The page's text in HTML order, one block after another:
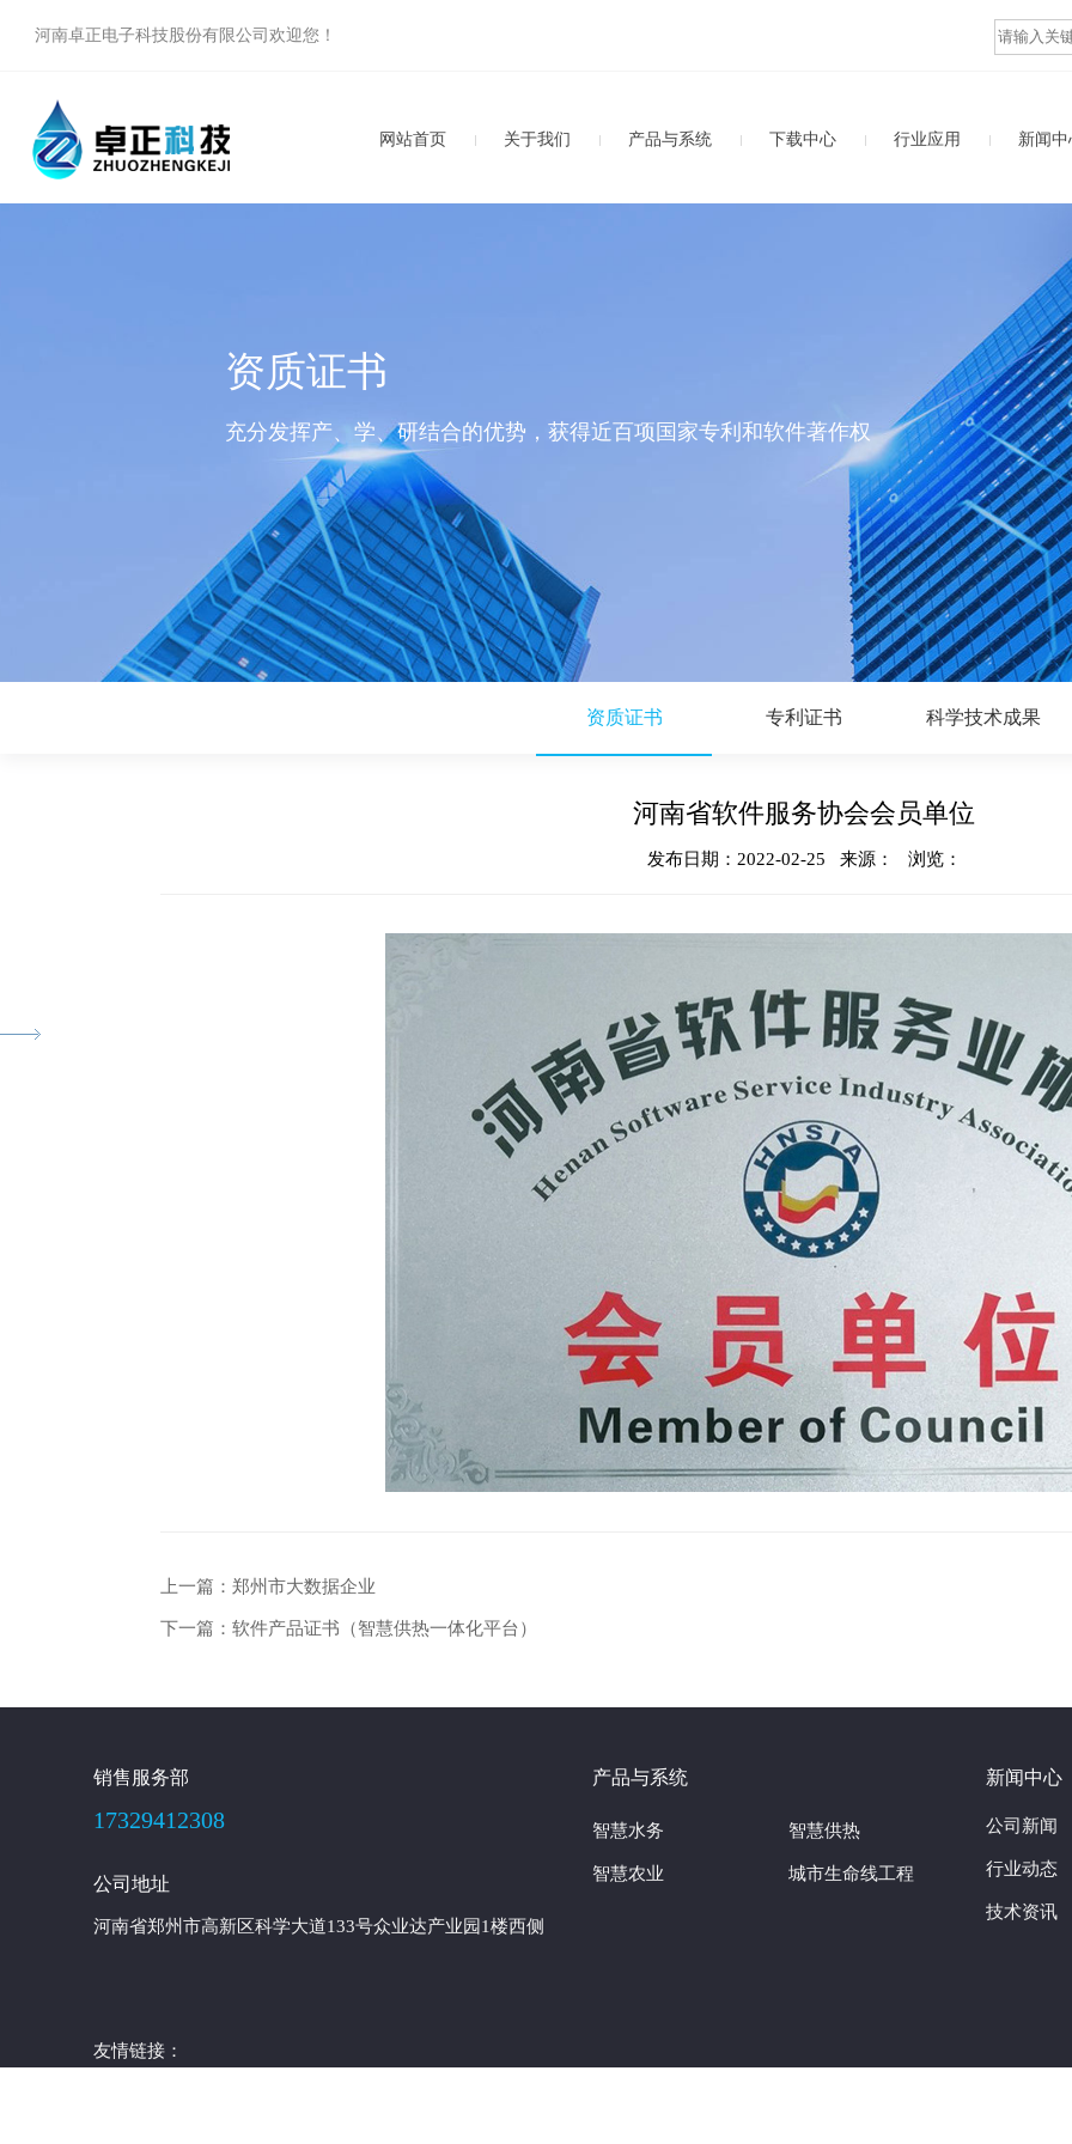
河南卓正电子科技股份有限公司欢迎您！
网站首页 关于我们 产品与系统 下载中心 行业应用 新闻中
资质证书
充分发挥产、学、研结合的优势，获得近百项国家专利和软件著作权
资质证书 专利证书 科学技术成果
河南省软件服务协会会员单位
发布日期：2022-02-25 来源： 浏览：
上一篇：郑州市大数据企业
下一篇：软件产品证书（智慧供热一体化平台）
销售服务部
17329412308
公司地址
河南省郑州市高新区科学大道133号众业达产业园1楼西侧
产品与系统
智慧水务 智慧供热
智慧农业 城市生命线工程
新闻中心
公司新闻
行业动态
技术资讯
友情链接：